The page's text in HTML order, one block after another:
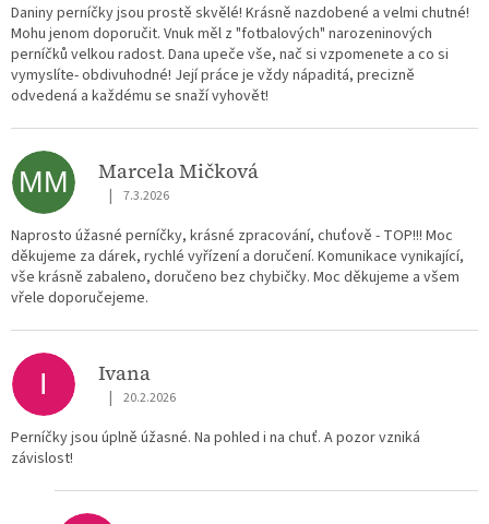
Daniny perníčky jsou prostě skvělé! Krásně nazdobené a velmi chutné!
Mohu jenom doporučit. Vnuk měl z "fotbalových" narozeninových
perníčků velkou radost. Dana upeče vše, nač si vzpomenete a co si
vymyslíte- obdivuhodné! Její práce je vždy nápaditá, precizně
odvedená a každému se snaží vyhovět!
MM Marcela Mičková
Hodnocení obchodu je 5 z 5 hvězdiček.
| 7.3.2026
Naprosto úžasné perníčky, krásné zpracování, chuťově - TOP!!! Moc
děkujeme za dárek, rychlé vyřízení a doručení. Komunikace vynikající,
vše krásně zabaleno, doručeno bez chybičky. Moc děkujeme a všem
vřele doporučejeme.
I Ivana
Hodnocení obchodu je 5 z 5 hvězdiček.
| 20.2.2026
Perníčky jsou úplně úžasné. Na pohled i na chuť. A pozor vzniká
závislost!